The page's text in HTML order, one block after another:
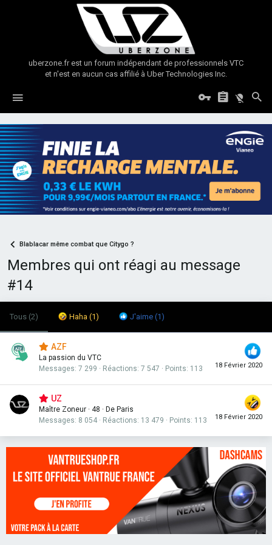
uberzone.fr est un forum indépendant de professionnels VTC
et n'est en aucun cas affilié à Uber Technologies Inc.
Blablacar même combat que Citygo ?
Membres qui ont réagi au message
#14
Tous (2) Haha (1) J'aime (1)
18 Février 2020
AZF
La passion du VTC
Messages 7 299 Réactions 7 547 Points 113
18 Février 2020
UZ
Maître Zoneur · 48 · De Paris
Messages 8 054 Réactions 13 479 Points 113